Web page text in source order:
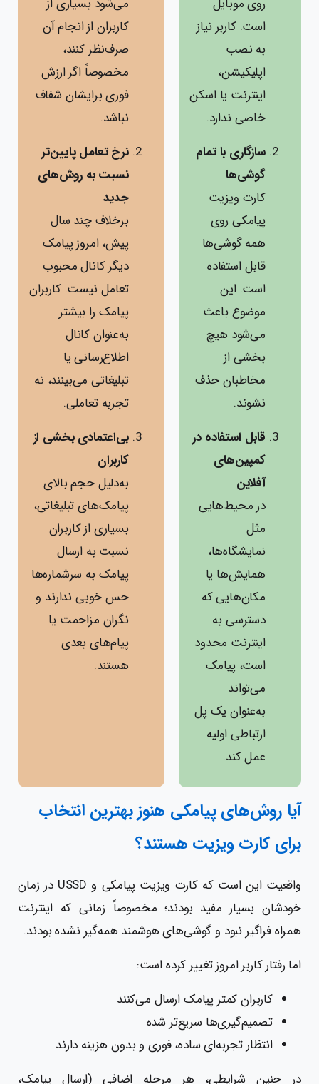
روی موبایل
است. کاربر نیاز
به نصب
اپلیکیشن،
اینترنت یا اسکن
خاصی ندارد.
سازگاری با تمام
گوشی‌ها
کارت ویزیت
پیامکی روی
همه گوشی‌ها
قابل استفاده
است. این
موضوع باعث
می‌شود هیچ
بخشی از
مخاطبان حذف
نشوند.
قابل استفاده در
کمپین‌های
آفلاین
در محیط‌هایی
مثل
نمایشگاه‌ها،
همایش‌ها یا
مکان‌هایی که
دسترسی به
اینترنت محدود
است، پیامک
می‌تواند
به‌عنوان یک پل
ارتباطی اولیه
عمل کند.
می‌شود بسیاری از
کاربران از انجام آن
صرف‌نظر کنند،
مخصوصاً اگر ارزش
فوری برایشان شفاف
نباشد.
نرخ تعامل پایین‌تر
نسبت به روش‌های
جدید
برخلاف چند سال
پیش، امروز پیامک
دیگر کانال محبوب
تعامل نیست. کاربران
پیامک را بیشتر
به‌عنوان کانال
اطلاع‌رسانی یا
تبلیغاتی می‌بینند، نه
تجربه تعاملی.
بی‌اعتمادی بخشی از
کاربران
به‌دلیل حجم بالای
پیامک‌های تبلیغاتی،
بسیاری از کاربران
نسبت به ارسال
پیامک به سرشماره‌ها
حس خوبی ندارند و
نگران مزاحمت یا
پیام‌های بعدی
هستند.
آیا روش‌های پیامکی هنوز بهترین انتخاب
برای کارت ویزیت هستند؟
واقعیت این است که کارت ویزیت پیامکی و USSD در زمان
خودشان بسیار مفید بودند؛ مخصوصاً زمانی که اینترنت
همراه فراگیر نبود و گوشی‌های هوشمند همه‌گیر نشده بودند.
اما رفتار کاربر امروز تغییر کرده است:
کاربران کمتر پیامک ارسال می‌کنند
تصمیم‌گیری‌ها سریع‌تر شده
انتظار تجربه‌ای ساده، فوری و بدون هزینه دارند
در چنین شرایطی، هر مرحله اضافی (ارسال پیامک،